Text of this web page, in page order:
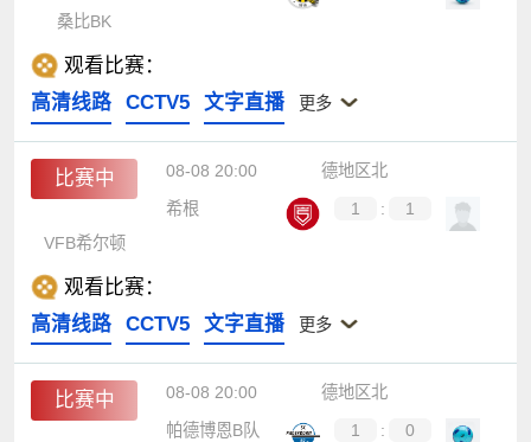
桑比BK
观看比赛：
高清线路
CCTV5 文字直播 更多
比赛中 08-08 20:00
德地区北
希根
1 :
1
VFB希尔顿
观看比赛：
高清线路
CCTV5 文字直播 更多
比赛中 08-08 20:00
德地区北
帕德博恩B队
1 :
0